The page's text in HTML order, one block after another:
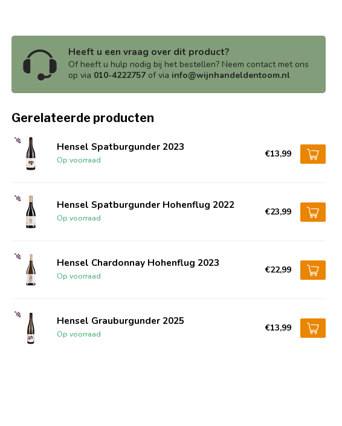
Heeft u een vraag over dit product?
Of heeft u hulp nodig bij het bestellen? Neem contact met ons
op via 010-4222757 of via info@wijnhandeldentoom.nl
Gerelateerde producten
Hensel Spatburgunder 2023
Op voorraad
€13,99
Hensel Spatburgunder Hohenflug 2022
Op voorraad
€23,99
Hensel Chardonnay Hohenflug 2023
Op voorraad
€22,99
Hensel Grauburgunder 2025
Op voorraad
€13,99